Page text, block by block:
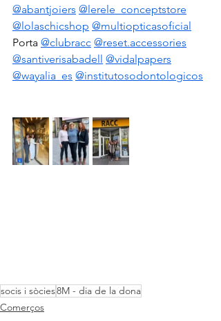
@abantjoiers @lerele_conceptstore
@lolaschicshop @multiopticasoficial
Porta @clubracc @reset.accessories
@santiverisabadell @vidalpapers
@wayalia_es @institutosodontologicos
socis i sòcies8M - dia de la dona
Comerços